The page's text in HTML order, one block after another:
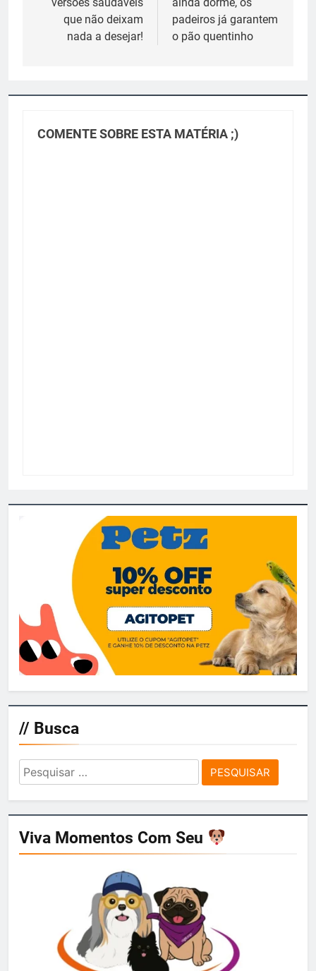
Postque não deixam
nada a desejar!
padeiros já garantem
o pão quentinho
COMENTE SOBRE ESTA MATÉRIA ;)
// Busca
Pesquisar
por:
Viva Momentos Com Seu